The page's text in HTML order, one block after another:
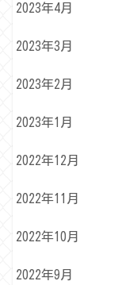
2023年4月
2023年3月
2023年2月
2023年1月
2022年12月
2022年11月
2022年10月
2022年9月